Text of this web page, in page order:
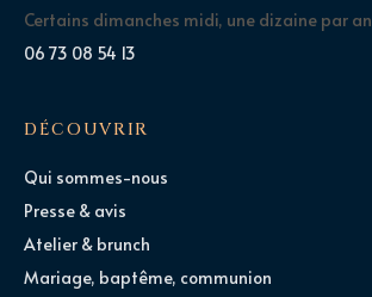
Certains dimanches midi, une dizaine par an
06 73 08 54 13
DÉCOUVRIR
Qui sommes-nous
Presse & avis
Atelier & brunch
Mariage, baptême, communion